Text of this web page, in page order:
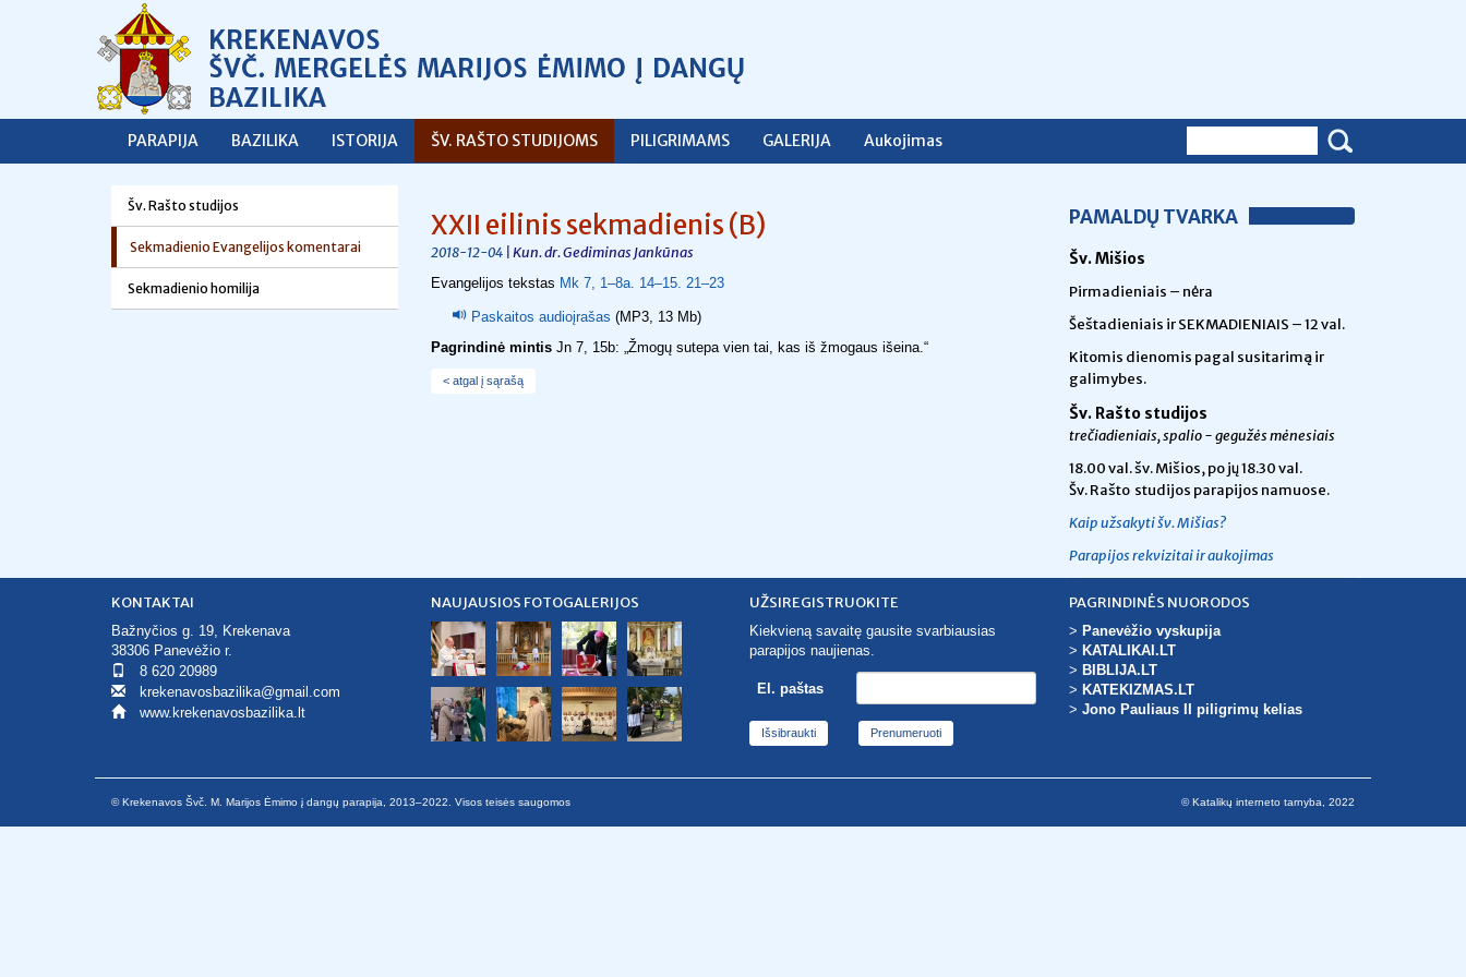
PARAPIJA BAZILIKA ISTORIJA ŠV. RAŠTO STUDIJOMS PILIGRIMAMS GALERIJA Aukojimas
Šv. Rašto studijos
Sekmadienio Evangelijos komentarai
Sekmadienio homilija
XXII eilinis sekmadienis (B)
2018-12-04| Kun. dr. Gediminas Jankūnas
Evangelijos tekstas Mk 7, 1–8a. 14–15. 21–23
Paskaitos audioįrašas (MP3, 13 Mb)
Pagrindinė mintis Jn 7, 15b: „Žmogų sutepa vien tai, kas iš žmogaus išeina.“
< atgal į sąrašą
PAMALDŲ TVARKA
Šv. Mišios
Pirmadieniais – nėra
Šeštadieniais ir SEKMADIENIAIS – 12 val.
Kitomis dienomis pagal susitarimą ir
galimybes.
Šv. Rašto studijos
trečiadieniais, spalio - gegužės mėnesiais
18.00 val.šv. Mišios, po jų 18.30 val.
Šv. Rašto studijos parapijos namuose.
Kaip užsakyti šv. Mišias?
Parapijos rekvizitai ir aukojimas
KONTAKTAI
Bažnyčios g. 19, Krekenava
38306 Panevėžio r.
8 620 20989
krekenavosbazilika@gmail.com
www.krekenavosbazilika.lt
NAUJAUSIOS FOTOGALERIJOS UŽSIREGISTRUOKITE
Kiekvieną savaitę gausite svarbiausias
parapijos naujienas.
El. paštas
Išsibraukti
PAGRINDINĖS NUORODOS
> Panevėžio vyskupija
> KATALIKAI.LT
> BIBLIJA.LT
> KATEKIZMAS.LT
> Jono Pauliaus II piligrimų kelias
© Krekenavos Švč. M. Marijos Ėmimo į dangų parapija, 2013–2022. Visos teisės saugomos © Katalikų interneto tarnyba, 2022